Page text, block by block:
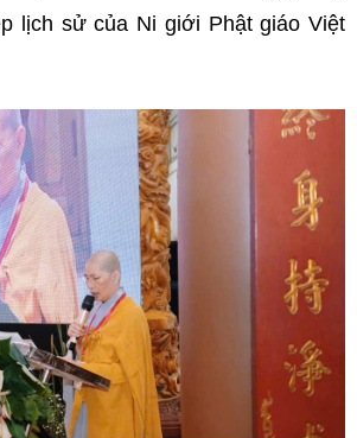
lịch sử của Ni giới Phật giáo Việt